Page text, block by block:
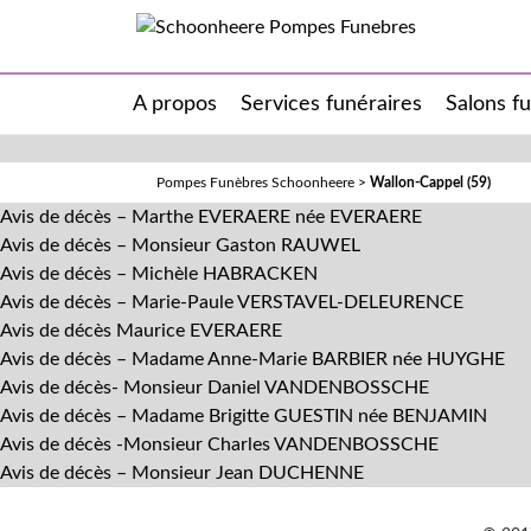
A propos Services funéraires Salons
Pompes Funèbres Schoonheere > Wallon-Cappel (59)
Avis de décès – Marthe EVERAERE née EVERAERE
Avis de décès – Monsieur Gaston RAUWEL
Avis de décès – Michèle HABRACKEN
Avis de décès – Marie-Paule VERSTAVEL-DELEURENCE
Avis de décès Maurice EVERAERE
Avis de décès – Madame Anne-Marie BARBIER née HUYGHE
Avis de décès- Monsieur Daniel VANDENBOSSCHE
Avis de décès – Madame Brigitte GUESTIN née BENJAMIN
Avis de décès -Monsieur Charles VANDENBOSSCHE
Avis de décès – Monsieur Jean DUCHENNE